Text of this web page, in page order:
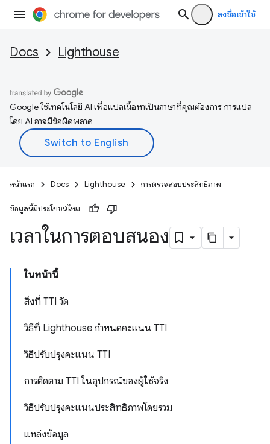
ลงชื่อเข้าใช้
Docs Lighthouse
Google ใช้เทคโนโลยี AI เพื่อแปลเนื้อหาเป็นภาษาที่คุณต้องการ การแปล
โดย AI อาจมีข้อผิดพลาด
หน้าแรก Docs Lighthouse การตรวจสอบประสิทธิภาพ
ข้อมูลนี้มีประโยชน์ไหม
เวลาในการตอบสนอง
ในหน้านี้
สิ่งที่ TTI วัด
วิธีที่ Lighthouse กำหนดคะแนน TTI
วิธีปรับปรุงคะแนน TTI
การติดตาม TTI ในอุปกรณ์ของผู้ใช้จริง
วิธีปรับปรุงคะแนนประสิทธิภาพโดยรวม
แหล่งข้อมูล